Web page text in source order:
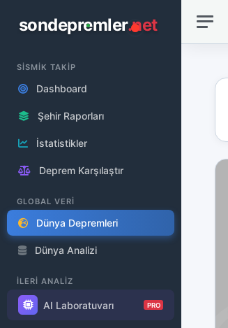
sondepremler.net
SİSMİK TAKİP
Dashboard
Şehir Raporları
İstatistikler
Deprem Karşılaştır
GLOBAL VERİ
Dünya Depremleri
Dünya Analizi
İLERİ ANALİZ
AI Laboratuvarı PRO